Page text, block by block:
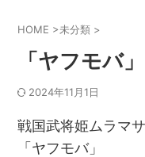
HOME >未分類 >
「ヤフモバ
2024年11月1日
戦国武将姫ムラマ
「ヤフモバ」